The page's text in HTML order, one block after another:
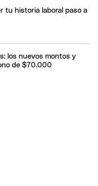
tu historia laboral paso a
los nuevos montos y
de $70.000